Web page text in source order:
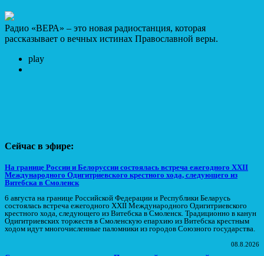
Радио «ВЕРА» – это новая радиостанция, которая
рассказывает о вечных истинах Православной веры.
play
Сейчас в эфире:
На границе России и Белоруссии состоялась встреча ежегодного XXII
Международного Одигитриевского крестного хода, следующего из
Витебска в Смоленск
6 августа на границе Российской Федерации и Республики Беларусь
состоялась встреча ежегодного XXII Международного Одигитриевского
крестного хода, следующего из Витебска в Смоленск. Традиционно в канун
Одигитриевских торжеств в Смоленскую епархию из Витебска крестным
ходом идут многочисленные паломники из городов Союзного государства.
08.8.2026